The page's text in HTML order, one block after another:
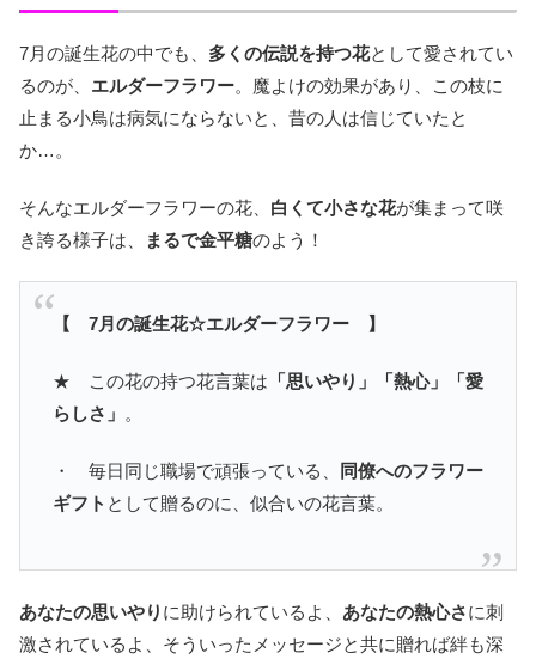
7月の誕生花の中でも、 多くの伝説を持つ花として愛されてい
るのが、 エルダーフラワー。魔よけの効果があり、この枝に
止まる小鳥は病気にならないと、昔の人は信じていたと
か…。
そんなエルダーフラワーの花、 白くて小さな花が集まって咲
き誇る様子は、
まるで金平糖のよう！
【 7月の誕生花☆エルダーフラワー 】
★ この花の持つ花言葉は 「思いやり」「熱心」「愛
らしさ」 。
・ 毎日同じ職場で頑張っている、
同僚へのフラワー
ギフト として贈るのに、似合いの花言葉。
あなたの思いやり に助けられているよ、 あなたの熱心さに刺
激されているよ、そういったメッセージと共に贈れば絆も深